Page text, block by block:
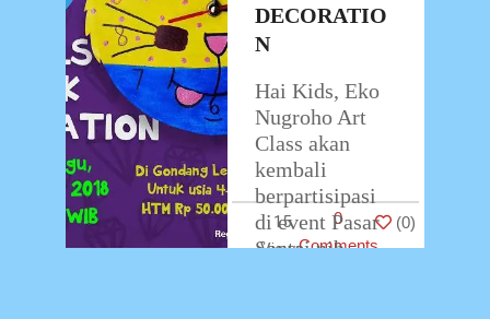
DECORATIO
N
Hai Kids, Eko
Nugroho Art
Class akan
kembali
berpartisipasi
di event Pasar
Santai nih..
15
0
Comments
(0)